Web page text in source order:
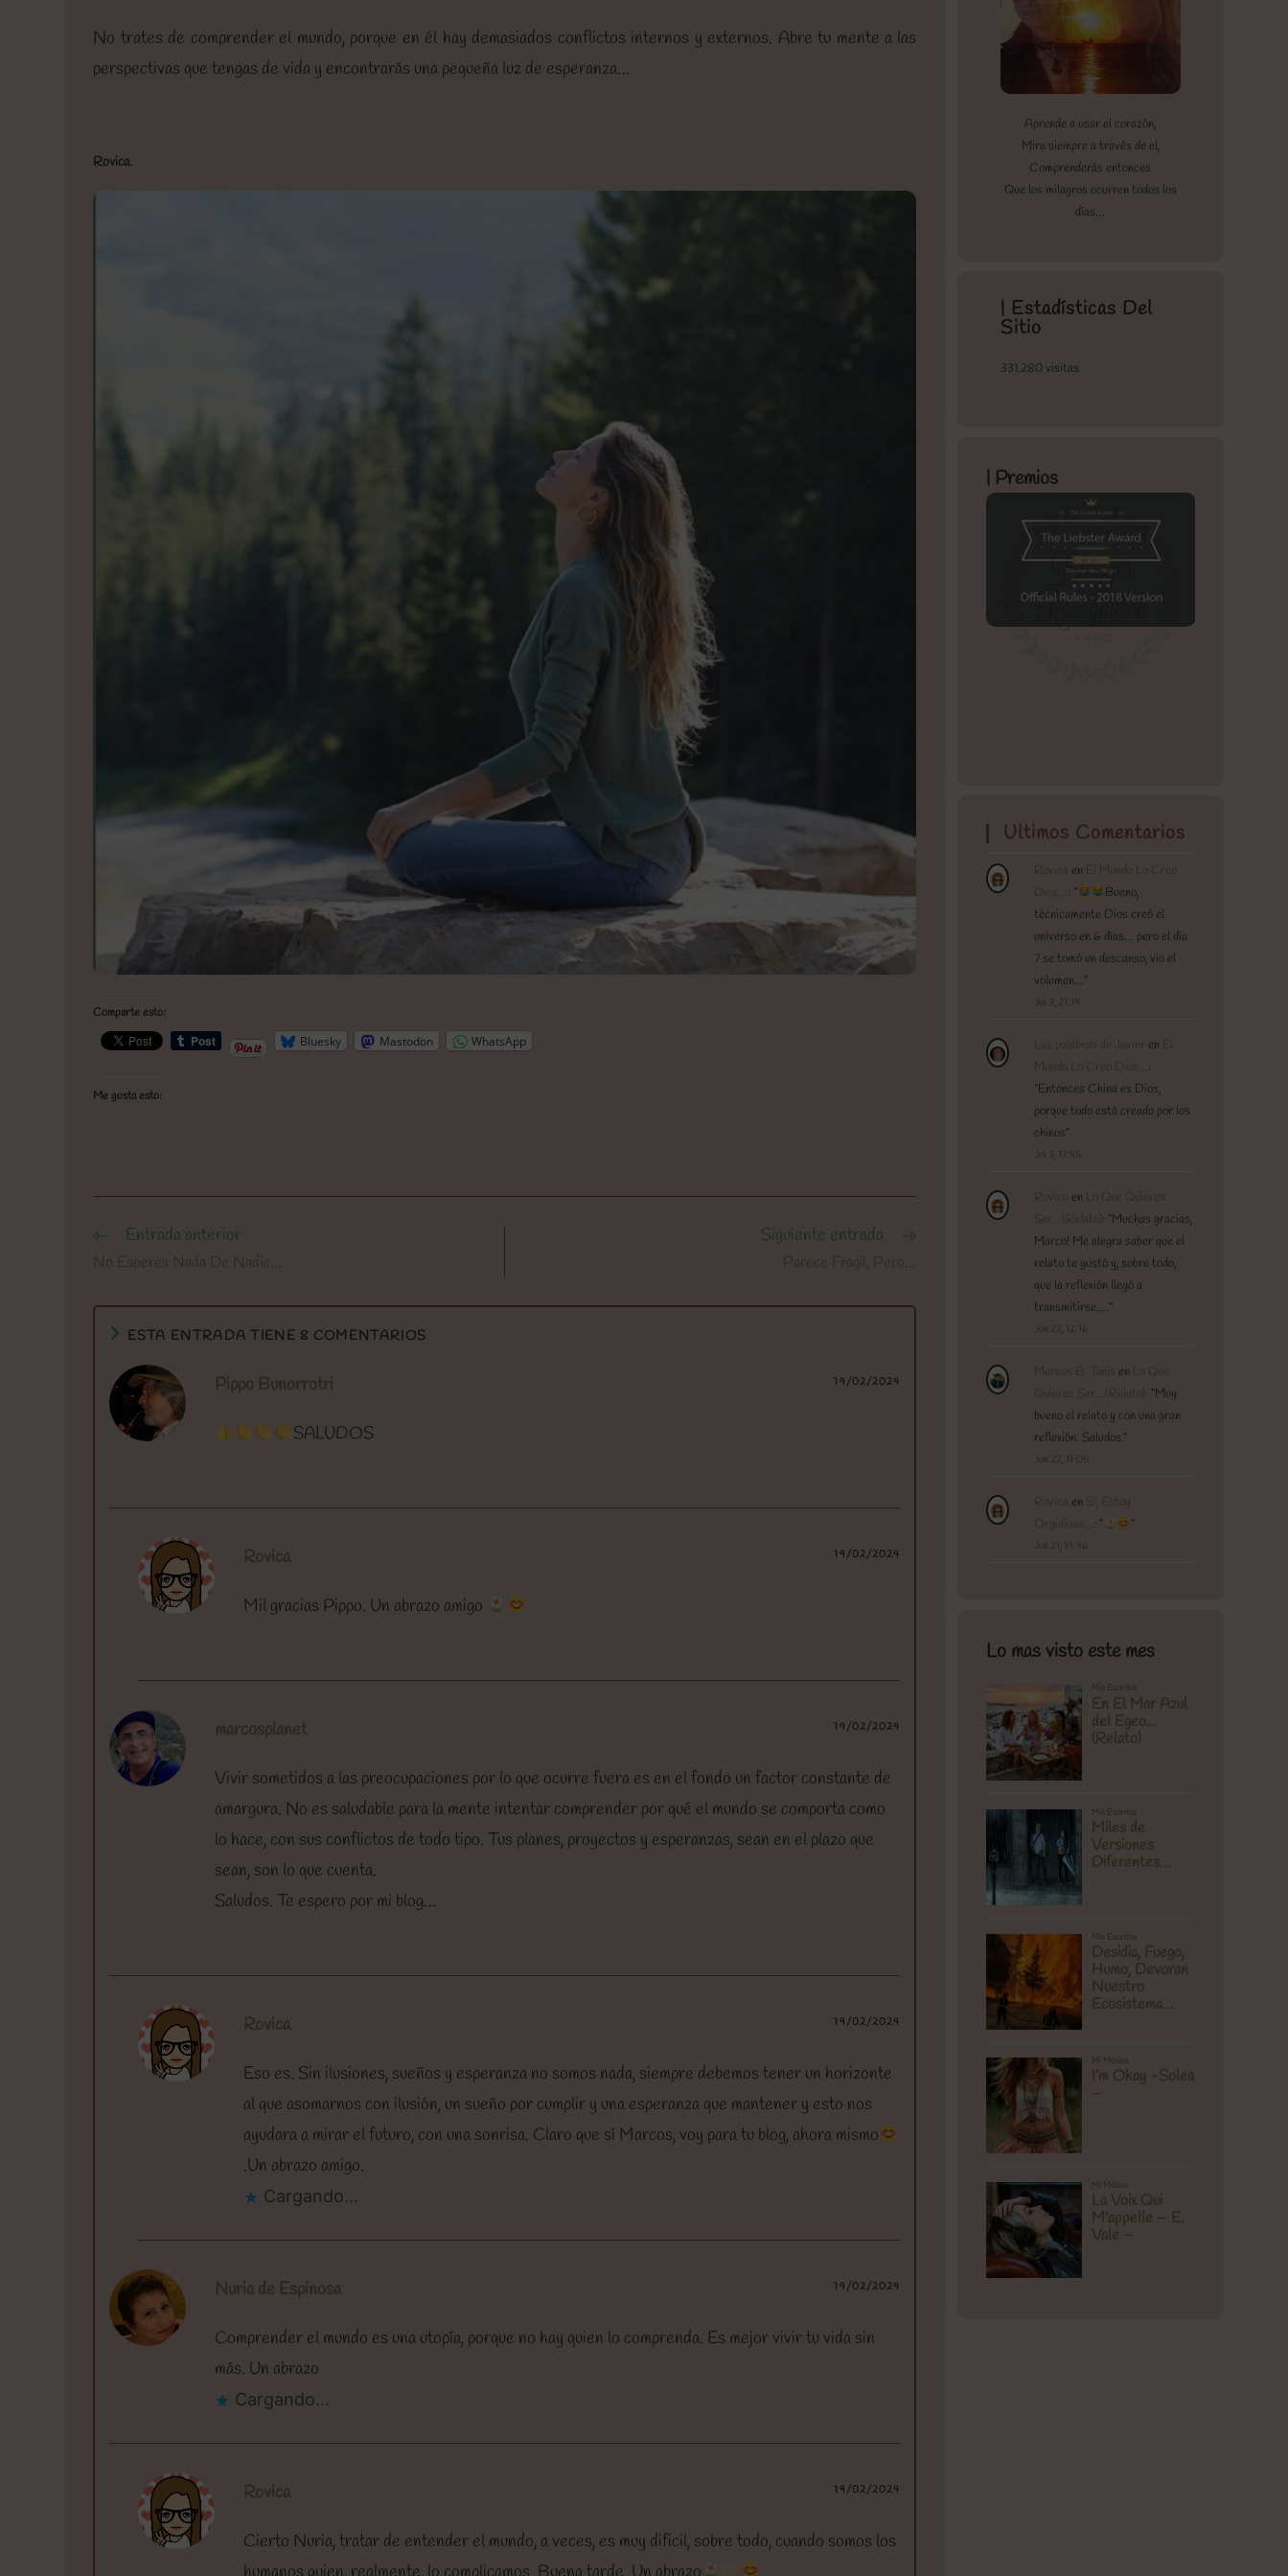
No trates de comprender el mundo, porque en él hay demasiados conflictos internos y externos. Abre tu mente a las
perspectivas que tengas de vida y encontrarás una pequeña luz de esperanza…
Rovica.
Comparte esto:
Bluesky Mastodon WhatsApp
Me gusta esto:
Leer
más
artículos
Entrada anterior
No Esperes Nada De Nadie…
Siguiente entrada
Parece Frágil, Pero…
ESTA ENTRADA TIENE 8 COMENTARIOS
Pippo Bunorrotri 19/02/2024
SALUDOS
Rovica 19/02/2024
Mil gracias Pippo. Un abrazo amigo
marcosplanet 19/02/2024
Vivir sometidos a las preocupaciones por lo que ocurre fuera es en el fondo un factor constante de
amargura. No es saludable para la mente intentar comprender por qué el mundo se comporta como
lo hace, con sus conflictos de todo tipo. Tus planes, proyectos y esperanzas, sean en el plazo que
sean, son lo que cuenta.
Saludos. Te espero por mi blog…
Rovica 19/02/2024
Eso es. Sin ilusiones, sueños y esperanza no somos nada, siempre debemos tener un horizonte
al que asomarnos con ilusión, un sueño por cumplir y una esperanza que mantener y esto nos
ayudara a mirar el futuro, con una sonrisa. Claro que sí Marcos, voy para tu blog, ahora mismo
.Un abrazo amigo.
Cargando...
Nuria de Espinosa 19/02/2024
Comprender el mundo es una utopía, porque no hay quien lo comprenda. Es mejor vivir tu vida sin
más. Un abrazo
Cargando...
Rovica 19/02/2024
Cierto Nuria, tratar de entender el mundo, a veces, es muy dificil, sobre todo, cuando somos los
Aprende a usar el corazón,
Mira siempre a través de el,
Comprenderás entonces
Que los milagros ocurren todos los
días…
| Estadísticas Del
Sitio
331.280 visitas
| Premios
Ultimos Comentarios
Rovica en El Mundo Lo Creo
Dios… : “
Bueno,
técnicamente Dios creó el
universo en 6 días… pero el día
7 se tomó un descanso, vio el
volumen…”
Jul 3, 21:14
Las palabras de Javier en El
Mundo Lo Creo Dios… :
“Entonces China es Dios,
porque todo está creado por los
chinos”
Jul 3, 17:45
Rovica en
Lo Que Quieres
Ser…(Relato) : “Muchas gracias,
Marco! Me alegra saber que el
relato te gustó y, sobre todo,
que la reflexión llegó a
transmitirse.…”
Jun 22, 12:16
Marcos B. Tanis en
Lo Que
Quieres Ser…(Relato) : “Muy
bueno el relato y con una gran
reflexión. Saludos.”
Jun 22, 11:05
Rovica en
Sí, Estoy
Orgullosa… : “ ”
Jun 21, 19:46
Lo mas visto este mes